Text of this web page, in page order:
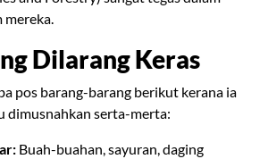
mereka.
Dilarang Keras
pos barang-barang berikut kerana ia
dimusnahkan serta-merta:
Buah-buahan, sayuran, daging